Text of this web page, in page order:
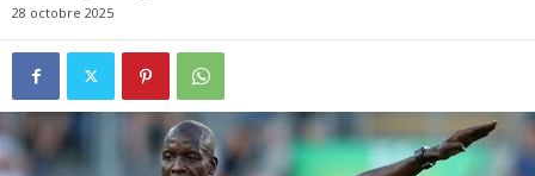
28 octobre 2025